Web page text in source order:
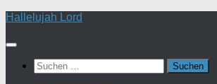
Zum
springen
Hallelujah Lord
Suchen
nach: